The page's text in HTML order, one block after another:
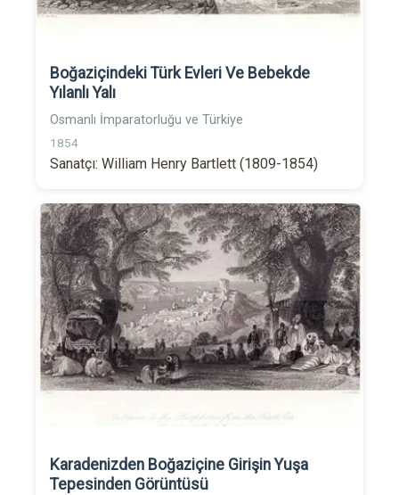
Boğaziçindeki Türk Evleri Ve Bebekde
Yılanlı Yalı
Osmanlı İmparatorluğu ve Türkiye
1854
Sanatçı: William Henry Bartlett (1809-1854)
Karadenizden Boğaziçine Girişin Yuşa
Tepesinden Görüntüsü